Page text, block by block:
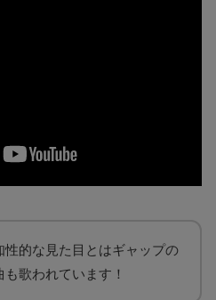
性的な見た目とはギャップの
歌われています！